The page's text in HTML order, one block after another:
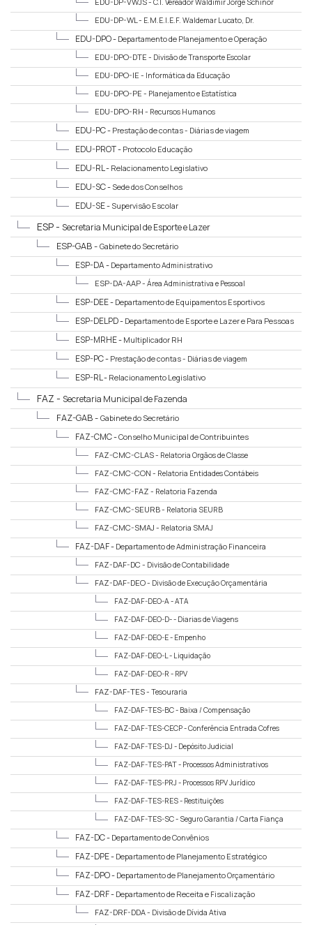
C.I. Vereador Waldimir Jorge Schinor
EDU-DP-WL - E.M.E.I.E.F. Waldemar Lucato, Dr.
EDU-DPO - Departamento de Planejamento e Operação
EDU-DPO-DTE - Divisão de Transporte Escolar
EDU-DPO-IE - Informática da Educação
EDU-DPO-PE - Planejamento e Estatística
EDU-DPO-RH - Recursos Humanos
EDU-PC - Prestação de contas - Diárias de viagem
EDU-PROT - Protocolo Educação
EDU-RL - Relacionamento Legislativo
EDU-SC - Sede dos Conselhos
EDU-SE - Supervisão Escolar
ESP - Secretaria Municipal de Esporte e Lazer
ESP-GAB - Gabinete do Secretário
ESP-DA - Departamento Administrativo
ESP-DA-AAP - Área Administrativa e Pessoal
ESP-DEE - Departamento de Equipamentos Esportivos
ESP-DELPD - Departamento de Esporte e Lazer e Para Pessoas
com Deficiência
ESP-MRHE - Multiplicador RH
ESP-PC - Prestação de contas - Diárias de viagem
ESP-RL - Relacionamento Legislativo
FAZ - Secretaria Municipal de Fazenda
FAZ-GAB - Gabinete do Secretário
FAZ-CMC -Conselho Municipal de Contribuintes
FAZ-CMC-CLAS - Relatoria Orgãos de Classe
FAZ-CMC-CON - Relatoria Entidades Contábeis
FAZ-CMC-FAZ - Relatoria Fazenda
FAZ-CMC-SEURB - Relatoria SEURB
FAZ-CMC-SMAJ - Relatoria SMAJ
FAZ-DAF - Departamento de Administração Financeira
FAZ-DAF-DC - Divisão de Contabilidade
FAZ-DAF-DEO - Divisão de Execução Orçamentária
FAZ-DAF-DEO-A -ATA
FAZ-DAF-DEO-D- - Diarias de Viagens
FAZ-DAF-DEO-E - Empenho
FAZ-DAF-DEO-L - Liquidação
FAZ-DAF-DEO-R - RPV
FAZ-DAF-TES - Tesouraria
FAZ-DAF-TES-BC - Baixa / Compensação
FAZ-DAF-TES-CECP -Conferência Entrada Cofres
FAZ-DAF-TES-DJ - Depósito Judicial
FAZ-DAF-TES-PAT - Processos Administrativos
FAZ-DAF-TES-PRJ - Processos RPV Jurídico
FAZ-DAF-TES-RES - Restituições
FAZ-DAF-TES-SC - Seguro Garantia / Carta Fiança
FAZ-DC - Departamento de Convênios
FAZ-DPE - Departamento de Planejamento Estratégico
FAZ-DPO - Departamento de Planejamento Orçamentário
FAZ-DRF - Departamento de Receita e Fiscalização
FAZ-DRF-DDA - Divisão de Dívida Ativa